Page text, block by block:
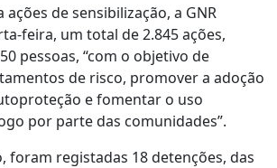
de sensibilização, a GNR
feira, um total de 2.845 ações,
pessoas, “com o objetivo de
de risco, promover a adoção
e fomentar o uso
por parte das comunidades”.
foram registadas 18 detenções, das